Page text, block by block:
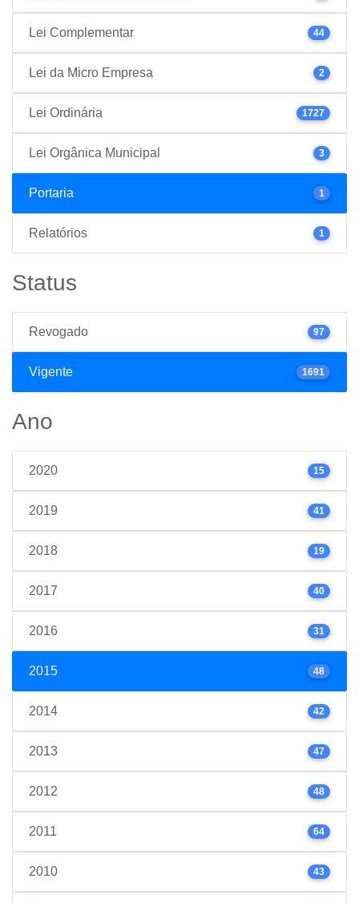
Lei Complementar 44
Lei da Micro Empresa 2
Lei Ordinária 1727
Lei Orgânica Municipal 3
Portaria 1
Relatórios 1
Status
Revogado 97
Vigente 1691
Ano
2020 15
2019 41
2018 19
2017 40
2016 31
2015 48
2014 42
2013 47
2012 48
2011 64
2010 43